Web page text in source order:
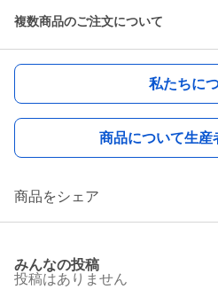
複数商品のご注文について
私たちに
商品について生産
商品をシェア
みんなの投稿
投稿はありません